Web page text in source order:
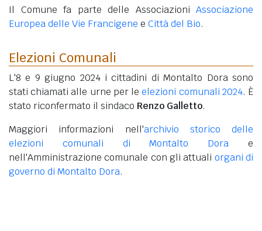
Il Comune fa parte delle Associazioni Associazione
Europea delle Vie Francigene e Città del Bio.
Elezioni Comunali
L'8 e 9 giugno 2024 i cittadini di Montalto Dora sono
stati chiamati alle urne per leelezioni comunali 2024. È
stato riconfermato il sindaco Renzo Galletto.
Maggiori informazioni nell'archivio storico delle
elezioni comunali di Montalto Dora e
nell'Amministrazione comunale con gli attuali organi di
governo di Montalto Dora.